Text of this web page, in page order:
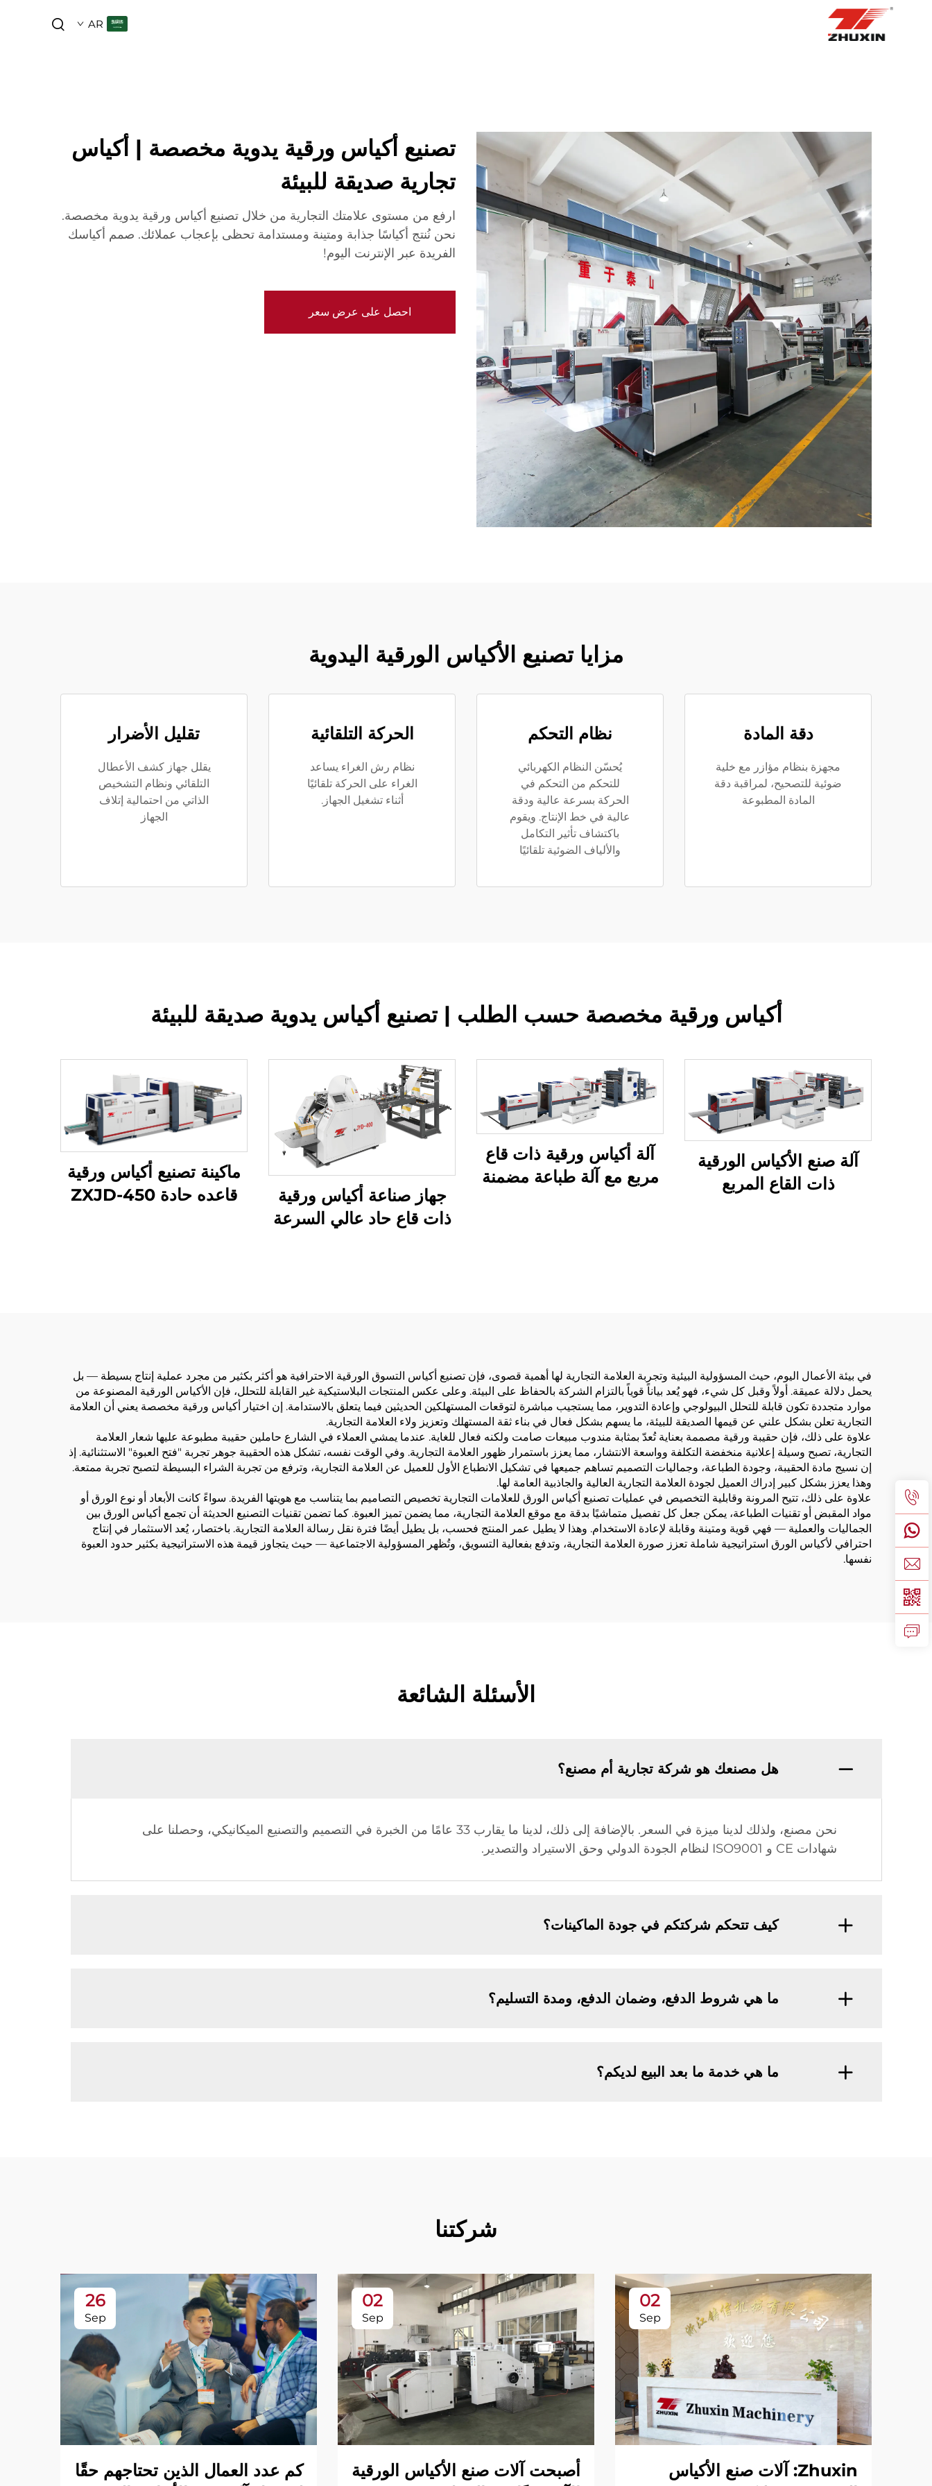
AR
تصنيع أكياس ورقية يدوية مخصصة | أكياس
تجارية صديقة للبيئة
ارفع من مستوى علامتك التجارية من خلال تصنيع أكياس ورقية يدوية مخصصة.
نحن نُنتج أكياسًا جذابة ومتينة ومستدامة تحظى بإعجاب عملائك. صمم أكياسك
الفريدة عبر الإنترنت اليوم!
احصل على عرض سعر
مزايا تصنيع الأكياس الورقية اليدوية
دقة المادة
مجهزة بنظام مؤازر مع خلية
ضوئية للتصحيح، لمراقبة دقة
المادة المطبوعة
نظام التحكم
يُحسّن النظام الكهربائي
للتحكم من التحكم في
الحركة بسرعة عالية ودقة
عالية في خط الإنتاج. ويقوم
باكتشاف تأثير التكامل
والألياف الضوئية تلقائيًا
الحركة التلقائية
نظام رش الغراء يساعد
الغراء على الحركة تلقائيًا
أثناء تشغيل الجهاز.
تقليل الأضرار
يقلل جهاز كشف الأعطال
التلقائي ونظام التشخيص
الذاتي من احتمالية إتلاف
الجهاز
أكياس ورقية مخصصة حسب الطلب | تصنيع أكياس يدوية صديقة للبيئة
آلة صنع الأكياس الورقية
ذات القاع المربع
آلة أكياس ورقية ذات قاع
مربع مع آلة طباعة مضمنة
جهاز صناعة أكياس ورقية
ذات قاع حاد عالي السرعة
ماكينة تصنيع أكياس ورقية
قاعده حادة ZXJD-450
في بيئة الأعمال اليوم، حيث المسؤولية البيئية وتجربة العلامة التجارية لها أهمية قصوى، فإن تصنيع أكياس التسوق الورقية الاحترافية هو أكثر بكثير من مجرد عملية إنتاج بسيطة — بل
يحمل دلالة عميقة. أولاً وقبل كل شيء، فهو يُعد بياناً قوياً بالتزام الشركة بالحفاظ على البيئة. وعلى عكس المنتجات البلاستيكية غير القابلة للتحلل، فإن الأكياس الورقية المصنوعة من
موارد متجددة تكون قابلة للتحلل البيولوجي وإعادة التدوير، مما يستجيب مباشرة لتوقعات المستهلكين الحديثين فيما يتعلق بالاستدامة. إن اختيار أكياس ورقية مخصصة يعني أن العلامة
التجارية تعلن بشكل علني عن قيمها الصديقة للبيئة، ما يسهم بشكل فعال في بناء ثقة المستهلك وتعزيز ولاء العلامة التجارية.
علاوة على ذلك، فإن حقيبة ورقية مصممة بعناية تُعدّ بمثابة مندوب مبيعات صامت ولكنه فعال للغاية. عندما يمشي العملاء في الشارع حاملين حقيبة مطبوعة عليها شعار العلامة
التجارية، تصبح وسيلة إعلانية منخفضة التكلفة وواسعة الانتشار، مما يعزز باستمرار ظهور العلامة التجارية. وفي الوقت نفسه، تشكل هذه الحقيبة جوهر تجربة "فتح العبوة" الاستثنائية. إذ
إن نسيج مادة الحقيبة، وجودة الطباعة، وجماليات التصميم تساهم جميعها في تشكيل الانطباع الأول للعميل عن العلامة التجارية، وترفع من تجربة الشراء البسيطة لتصبح تجربة ممتعة.
وهذا يعزز بشكل كبير إدراك العميل لجودة العلامة التجارية العالية والجاذبية العامة لها.
علاوة على ذلك، تتيح المرونة وقابلية التخصيص في عمليات تصنيع أكياس الورق للعلامات التجارية تخصيص التصاميم بما يتناسب مع هويتها الفريدة. سواءً كانت الأبعاد أو نوع الورق أو
مواد المقبض أو تقنيات الطباعة، يمكن جعل كل تفصيل متماشيًا بدقة مع موقع العلامة التجارية، مما يضمن تميز العبوة. كما تضمن تقنيات التصنيع الحديثة أن تجمع أكياس الورق بين
الجماليات والعملية — فهي قوية ومتينة وقابلة لإعادة الاستخدام. وهذا لا يطيل عمر المنتج فحسب، بل يطيل أيضًا فترة نقل رسالة العلامة التجارية. باختصار، يُعد الاستثمار في إنتاج
احترافي لأكياس الورق استراتيجية شاملة تعزز صورة العلامة التجارية، وتدفع بفعالية التسويق، وتُظهر المسؤولية الاجتماعية — حيث يتجاوز قيمة هذه الاستراتيجية بكثير حدود العبوة
نفسها.
الأسئلة الشائعة
هل مصنعك هو شركة تجارية أم مصنع؟
نحن مصنع، ولذلك لدينا ميزة في السعر. بالإضافة إلى ذلك، لدينا ما يقارب 33 عامًا من الخبرة في التصميم والتصنيع الميكانيكي، وحصلنا على
شهادات CE و ISO9001 لنظام الجودة الدولي وحق الاستيراد والتصدير.
كيف تتحكم شركتكم في جودة الماكينات؟
ما هي شروط الدفع، وضمان الدفع، ومدة التسليم؟
ما هي خدمة ما بعد البيع لديكم؟
شركتنا
02
Sep
Zhuxin: آلات صنع الأكياس
02
Sep
أصبحت آلات صنع الأكياس الورقية
26
Sep
كم عدد العمال الذين تحتاجهم حقًا